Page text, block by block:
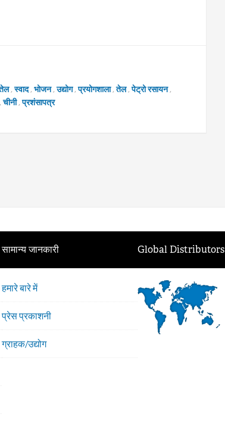
,स्वाद, भोजन,उद्योग,प्रयोगशाला,तेल,पेट्रो रसायन,
चीनी,प्रशंसापत्र
सामान्य जानकारी
हमारे बारे में
प्रेस प्रकाशनी
ग्राहक/उद्योग
Global Distributors